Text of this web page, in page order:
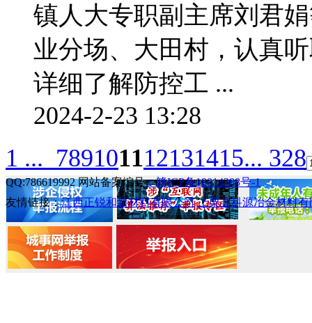
镇人大专职副主席刘君
业分场、大田村，认真
详细了解防控工 ...
2024-2-23 13:28
1 ... 789101112131415... 328
QQ:786619992 网站备案编号：赣ICP备18014388号-1
友情链接：江西正锐和新材料有限公司 上栗县科源冶金材料有